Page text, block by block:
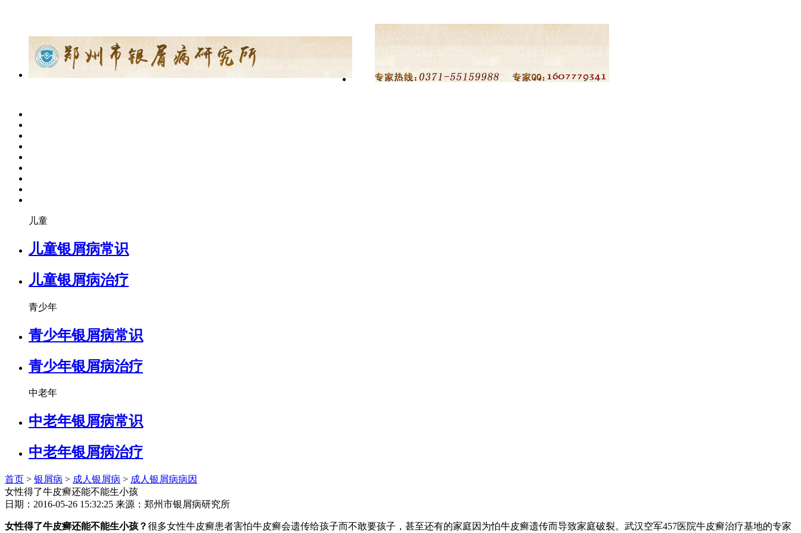
儿童
儿童银屑病常识
儿童银屑病治疗
青少年
青少年银屑病常识
青少年银屑病治疗
中老年
中老年银屑病常识
中老年银屑病治疗
首页 > 银屑病 > 成人银屑病 > 成人银屑病病因
女性得了牛皮癣还能不能生小孩
日期：2016-05-26 15:32:25 来源：郑州市银屑病研究所
女性得了牛皮癣还能不能生小孩？很多女性牛皮癣患者害怕牛皮癣会遗传给孩子而不敢要孩子，甚至还有的家庭因为怕牛皮癣遗传而导致家庭破裂。武汉空军457医院牛皮癣治疗基地的专家